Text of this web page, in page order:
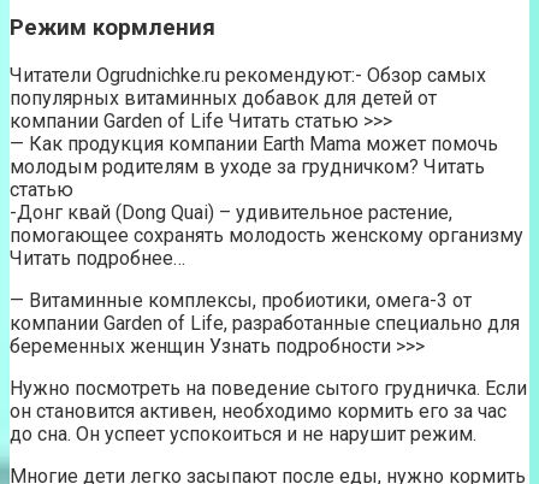
Режим кормления
Читатели Ogrudnichke.ru рекомендуют:- Обзор самых
популярных витаминных добавок для детей от
компании Garden of Life Читать статью >>>
— Как продукция компании Earth Mama может помочь
молодым родителям в уходе за грудничком? Читать
статью
-Донг квай (Dong Quai) – удивительное растение,
помогающее сохранять молодость женскому организму
Читать подробнее…
— Витаминные комплексы, пробиотики, омега-3 от
компании Garden of Life, разработанные специально для
беременных женщин Узнать подробности >>>
Нужно посмотреть на поведение сытого грудничка. Если
он становится активен, необходимо кормить его за час
до сна. Он успеет успокоиться и не нарушит режим.
Многие дети легко засыпают после еды, нужно кормить